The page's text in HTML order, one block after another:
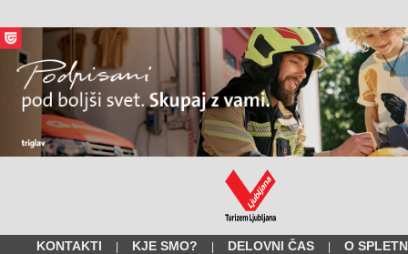
KONTAKTI | KJE SMO? | DELOVNI ČAS |
O